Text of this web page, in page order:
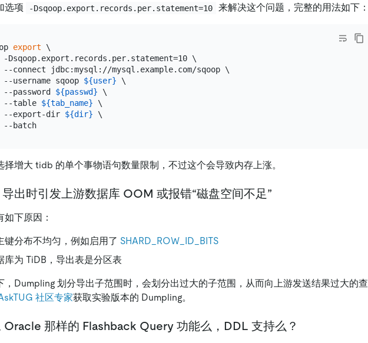
选项
-Dsqoop.export.records.per.statement=10 来解决这个问题，完整的用法如下：
export \
-Dsqoop.export.records.per.statement=10 \
--connect jdbc:mysql://mysql.example.com/sqoop \
--username sqoop
${user} \
--password
${passwd} \
--table
${tab_name} \
--export-dir
${dir} \
    --batch
择增大 tidb 的单个事物语句数量限制，不过这个会导致内存上涨。
出时引发上游数据库 OOM 或报错“磁盘空间不足”
下原因：
键分布不均匀，例如启用了 SHARD_ROW_ID_BITS
库为 TiDB，导出表是分区表
，Dumpling 划分导出子范围时，会划分出过大的子范围，从而向上游发送结果过大的查
社区专家获取实验版本的 Dumpling。
Oracle 那样的 Flashback Query 功能么，DDL 支持么？